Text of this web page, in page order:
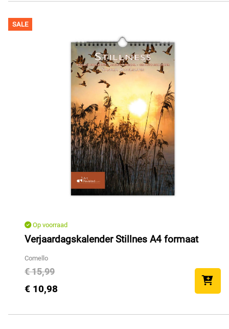
SALE
Op voorraad
Verjaardagskalender Stillnes A4 formaat
Comello
€ 15,99
€ 10,98